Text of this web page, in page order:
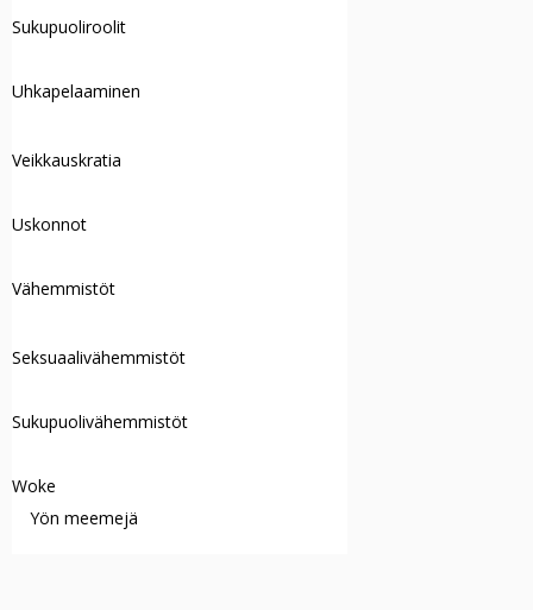
Sukupuoliroolit
Uhkapelaaminen
Veikkauskratia
Uskonnot
Vähemmistöt
Seksuaalivähemmistöt
Sukupuolivähemmistöt
Woke
Yön meemejä